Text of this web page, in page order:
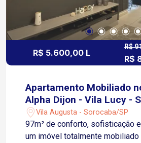
R$ 5.600,00 L
R$
R$
Apartamento Mobiliado
Alpha Dijon - Vila Lucy -
Vila Augusta - Sorocaba/SP
97m² de conforto, sofisticação
um imóvel totalmente mobiliado Sala ampla para